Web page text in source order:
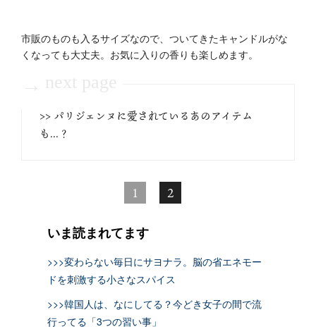
市販のものも入るサイズなので、ついてきたキャンドルがな
くなっても大丈夫。お気に入りの香りも楽しめます。
>> パリジェンヌに愛されているあのアイテム
も...？
1 2
いま読まれてます
>>>変わらない毎日にサヨナラ。脳の省エネモー
ドを刺激する小さなスパイス
>>>韓国人は、なにしてる？今どき女子の間で流
行ってる「3つの習い事」